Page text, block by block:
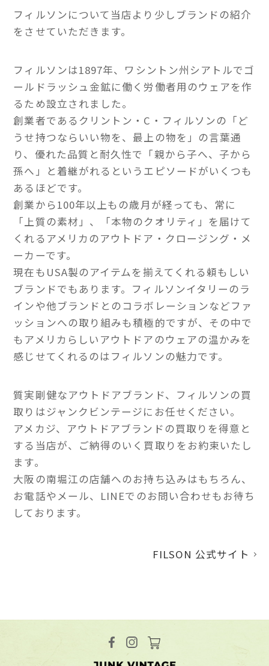
フィルソンについて当店より少しブランドの紹介
をさせていただきます。
フィルソンは1897年、ワシントン州シアトルでゴ
ールドラッシュ金鉱に働く労働者用のウェアを作
るため設立されました。
創業者であるクリントン・C・フィルソンの「ど
うせ持つならいい物を、最上の物を」の言葉通
り、優れた品質と耐久性で「親から子へ、子から
孫へ」と着継がれるというエピソードがいくつも
あるほどです。
創業から100年以上もの歳月が経っても、常に
「上質の素材」、「本物のクオリティ」を届けて
くれるアメリカのアウトドア・クロージング・メ
ーカーです。
現在もUSA製のアイテムを揃えてくれる頼もしい
ブランドでもあります。フィルソンイタリーのラ
インや他ブランドとのコラボレーションなどファ
ッションへの取り組みも積極的ですが、その中で
もアメリカらしいアウトドアのウェアの温かみを
感じせてくれるのはフィルソンの魅力です。
質実剛健なアウトドアブランド、フィルソンの買
取りはジャンクビンテージにお任せください。
アメカジ、アウトドアブランドの買取りを得意と
する当店が、ご納得のいく買取りをお約束いたし
ます。
大阪の南堀江の店舗へのお持ち込みはもちろん、
お電話やメール、LINEでのお問い合わせもお待ち
しております。
FILSON 公式サイト